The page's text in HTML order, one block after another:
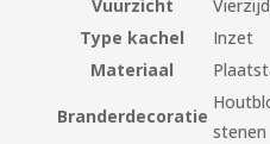
Vuurzicht
Type kachel
Inzet
Materiaal
Branderdecoratie
stenen